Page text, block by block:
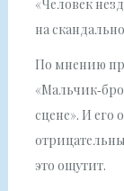
«Человек
на
По мнению
сцене». И его
это ощутит.